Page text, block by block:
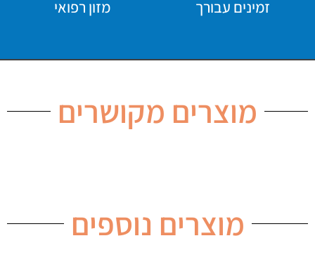
זמינים עבורך מזון רפואי
מוצרים מקושרים
מוצרים נוספים